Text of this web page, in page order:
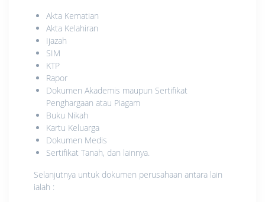
Akta Kematian
Akta Kelahiran
Ijazah
SIM
KTP
Rapor
Dokumen Akademis maupun Sertifikat
Penghargaan atau Piagam
Buku Nikah
Kartu Keluarga
Dokumen Medis
Sertifikat Tanah, dan lainnya.
Selanjutnya untuk dokumen perusahaan antara lain
ialah :